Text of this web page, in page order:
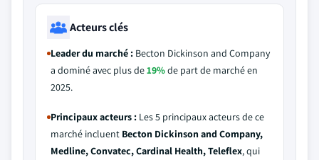
Acteurs clés
Leader du marché : Becton Dickinson and Company
a dominé avec plus de19%de part de marché en
2025.
Principaux acteurs : Les 5 principaux acteurs de ce
marché incluent Becton Dickinson and Company,
Medline, Convatec, Cardinal Health, Teleflex, qui